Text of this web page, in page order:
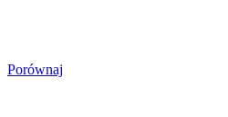
Porównaj